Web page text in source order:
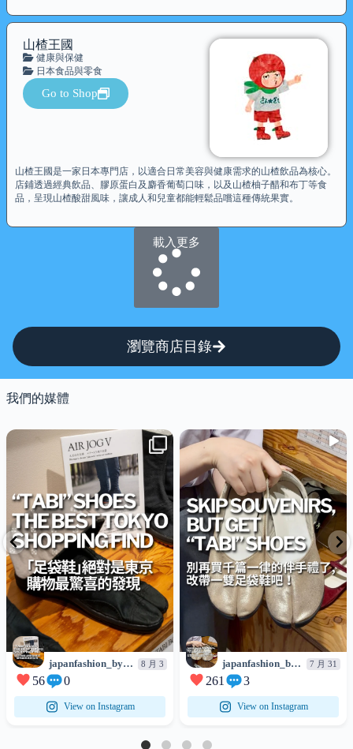
山楂王國
健康與保健
日本食品與零食
Go to Shop
山楂王國是一家日本專門店，以適合日常美容與健康需求的山楂飲品為核心。
店鋪透過經典飲品、膠原蛋白及麝香葡萄口味，以及山楂柚子醋和布丁等食
品，呈現山楂酸甜風味，讓成人和兒童都能輕鬆品嚐這種傳統果實。
載入更多
瀏覽商店目錄
我們的媒體
— This might be one of the best
Tokyo shopping...
0
japanfashion_by_worldshopping 8 月 3
56 0
View on Instagram
— One of the coolest shopping
stops near Ginza?👀
...
261 3
japanfashion_by_worldshopping 7 月 31
261 3
View on Instagram